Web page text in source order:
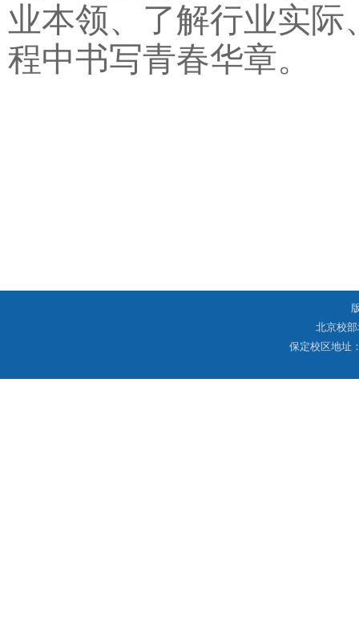
业本领、了解行业实
程中书写青春华章。
北京校
保定校区地址